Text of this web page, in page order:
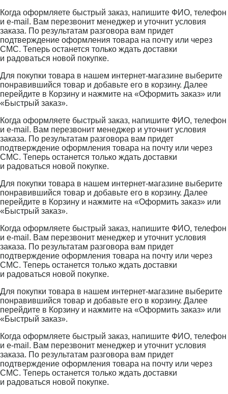
Когда оформляете быстрый заказ, напишите ФИО, телефон
и e-mail. Вам перезвонит менеджер и уточнит условия
заказа. По результатам разговора вам придет
подтверждение оформления товара на почту или через
СМС. Теперь останется только ждать доставки
и радоваться новой покупке.
Для покупки товара в нашем интернет-магазине выберите
понравившийся товар и добавьте его в корзину. Далее
перейдите в Корзину и нажмите на «Оформить заказ» или
«Быстрый заказ».
Когда оформляете быстрый заказ, напишите ФИО, телефон
и e-mail. Вам перезвонит менеджер и уточнит условия
заказа. По результатам разговора вам придет
подтверждение оформления товара на почту или через
СМС. Теперь останется только ждать доставки
и радоваться новой покупке.
Для покупки товара в нашем интернет-магазине выберите
понравившийся товар и добавьте его в корзину. Далее
перейдите в Корзину и нажмите на «Оформить заказ» или
«Быстрый заказ».
Когда оформляете быстрый заказ, напишите ФИО, телефон
и e-mail. Вам перезвонит менеджер и уточнит условия
заказа. По результатам разговора вам придет
подтверждение оформления товара на почту или через
СМС. Теперь останется только ждать доставки
и радоваться новой покупке.
Для покупки товара в нашем интернет-магазине выберите
понравившийся товар и добавьте его в корзину. Далее
перейдите в Корзину и нажмите на «Оформить заказ» или
«Быстрый заказ».
Когда оформляете быстрый заказ, напишите ФИО, телефон
и e-mail. Вам перезвонит менеджер и уточнит условия
заказа. По результатам разговора вам придет
подтверждение оформления товара на почту или через
СМС. Теперь останется только ждать доставки
и радоваться новой покупке.